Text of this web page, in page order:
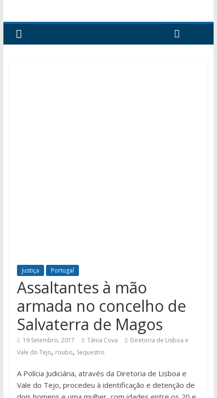
Justiça Portugal
Assaltantes à mão
armada no concelho de
Salvaterra de Magos
19 Setembro, 2017 Tânia Cova
Diretoria de Lisboa e
Vale do Tejo, roubo, Sequestro
A Polícia Judiciária, através da Diretoria de Lisboa e
Vale do Tejo, procedeu à identificação e detenção de